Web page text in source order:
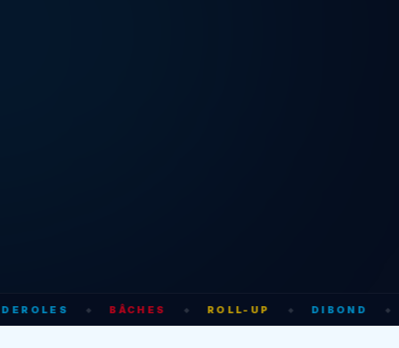
◆ BÂCHES ◆ ROLL-UP ◆ DIBOND ◆